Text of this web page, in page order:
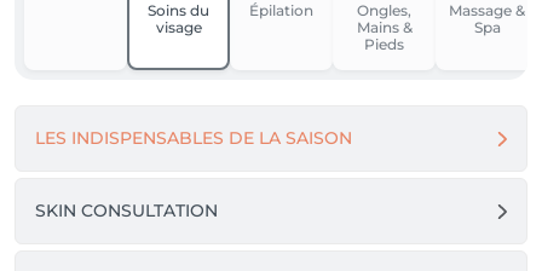
Soins du
visage
Épilation
Ongles,
Mains &
Pieds
Massage &
Spa
LES INDISPENSABLES DE LA SAISON
SKIN CONSULTATION